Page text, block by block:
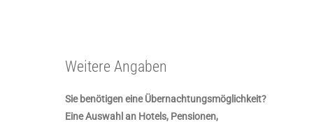
Weitere Angaben
Sie benötigen eine Übernachtungsmöglichkeit?
Eine Auswahl an Hotels, Pensionen,